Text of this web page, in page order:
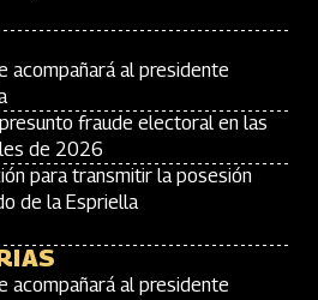
acompañará al presidente
fraude electoral en las
de 2026
para transmitir la posesión
de la Espriella
acompañará al presidente